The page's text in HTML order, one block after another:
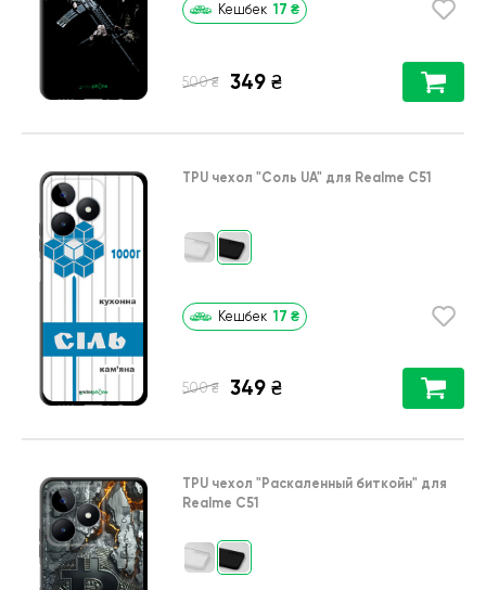
Кешбек 17 ₴
500 ₴ 349 ₴
TPU чехол "Соль UA" для Realme C51
Кешбек 17 ₴
500 ₴ 349 ₴
TPU чехол "Раскаленный биткойн" для
Realme C51